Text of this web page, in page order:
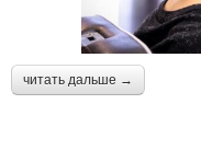
читать дальше →